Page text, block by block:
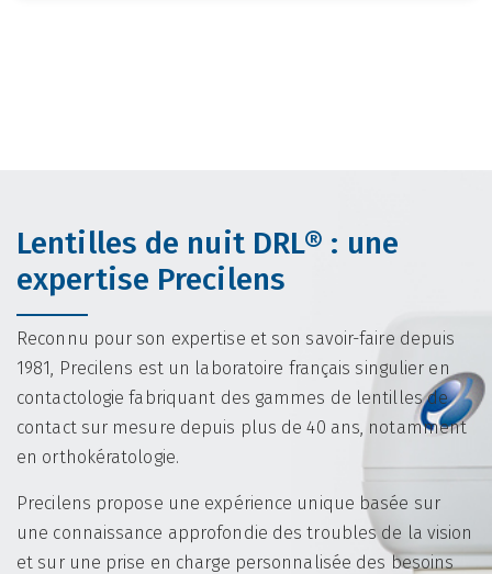
Lentilles de nuit DRL® : une
expertise Precilens
Reconnu pour son expertise et son savoir-faire depuis
1981, Precilens est un laboratoire français singulier en
contactologie fabriquant des gammes de lentilles de
contact sur mesure depuis plus de 40 ans, notamment
en orthokératologie.
Precilens propose une expérience unique basée sur
une connaissance approfondie des troubles de la vision
et sur une prise en charge personnalisée des besoins